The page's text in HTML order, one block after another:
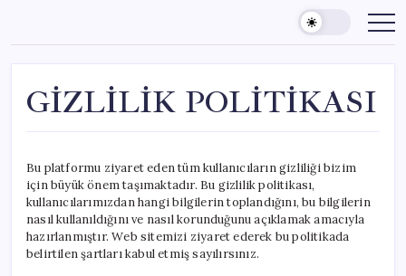
content
GİZLİLİK POLİTİKASI
Bu platformu ziyaret eden tüm kullanıcıların gizliliği bizim
için büyük önem taşımaktadır. Bu gizlilik politikası,
kullanıcılarımızdan hangi bilgilerin toplandığını, bu bilgilerin
nasıl kullanıldığını ve nasıl korunduğunu açıklamak amacıyla
hazırlanmıştır. Web sitemizi ziyaret ederek bu politikada
belirtilen şartları kabul etmiş sayılırsınız.